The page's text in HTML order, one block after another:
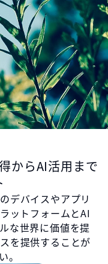
からAI活用まで
デバイスやアプリ
ットフォームとAI
な世界に価値を提
を提供することが
。